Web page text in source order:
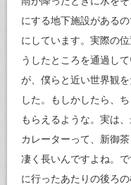
にする地下施設がある
にしています。実際の
うしたところを通過し
が、僕らと近い世界観
した。もしかしたら、
もらえるような。実は
カレーターって、新御
凄く長いんですよね。
に行ったあたりの後ろ